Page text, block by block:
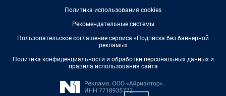
Политика использования cookies
Рекомендательные системы
Пользовательское соглашение сервиса «Подписка без баннерной
рекламы»
Политика конфиденциальности и обработки персональных данных и
правила использования сайта